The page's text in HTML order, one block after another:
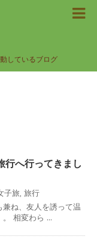
しているブログ
行へ行ってきまし
子旅, 旅行
ね、友人を誘って温
相変わら ...